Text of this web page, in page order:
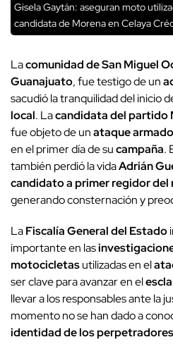
Gisela Gaytán: aseguran moto
candidata de Morena en Celaya
Lacomunidad de San Miguel
Guanajuato, fue testigo de un
sacudió la tranquilidad del inicio
local. Lacandidata del partido
fue objeto de unataque armado
en el primer día de sucampaña.
también perdió la vidaAdrián
candidato a primer regidor
generando consternación y
LaFiscalía General del Estado
importante en las
motocicletasutilizadas en el
ser clave para avanzar en el
llevar a los responsables ante la
momento no se han dado a
identidad de los